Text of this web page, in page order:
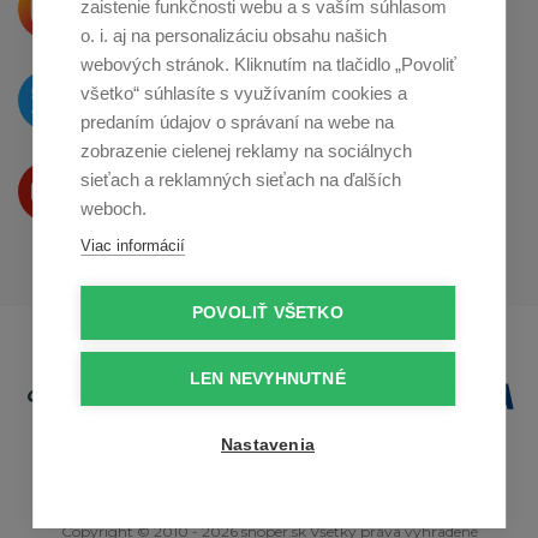
o zdieľanie naInstagrame
O novinkách píšeme
na Twitteri
Produkty Vám predstavujeme
naYoutube
Copyright © 2010 - 2026 snoper.sk Všetky práva vyhradené
zaistenie funkčnosti webu a s vaším súhlasom
o. i. aj na personalizáciu obsahu našich
webových stránok. Kliknutím na tlačidlo „Povoliť
všetko“ súhlasíte s využívaním cookies a
predaním údajov o správaní na webe na
zobrazenie cielenej reklamy na sociálnych
sieťach a reklamných sieťach na ďalších
weboch.
Viac informácií
POVOLIŤ VŠETKO
LEN NEVYHNUTNÉ
Nastavenia